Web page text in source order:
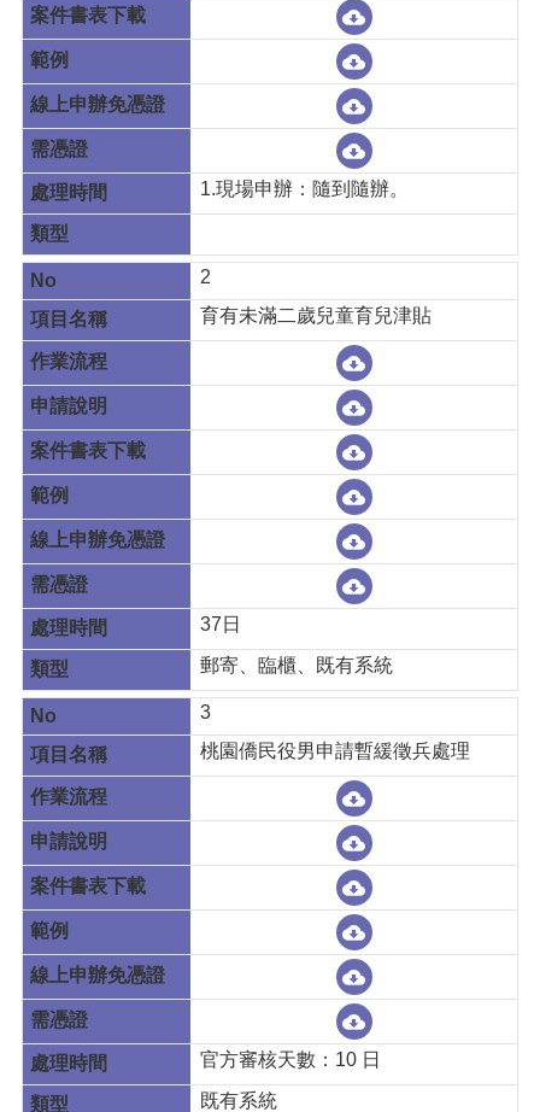
1.現場申辦：隨到隨辦。
2
育有未滿二歲兒童育兒津貼
37日
郵寄、臨櫃、既有系統
3
桃園僑民役男申請暫緩徵兵處理
官方審核天數：10 日
既有系統